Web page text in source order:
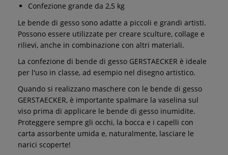
Confezione grande da 2,5 kg
Le bende di gesso sono adatte a piccoli e grandi artisti.
Possono essere utilizzate per creare sculture, collage e
rilievi, anche in combinazione con altri materiali.
La confezione di bende di gesso GERSTAECKER è ideale
per l'uso in classe, ad esempio nel disegno artistico.
Quando si realizzano maschere con le bende di gesso
GERSTAECKER, è importante spalmare la vaselina sul
viso prima di applicare le bende di gesso inumidite.
Proteggere sempre gli occhi, la bocca e i capelli con
carta assorbente umida e, naturalmente, lasciare le
narici scoperte!